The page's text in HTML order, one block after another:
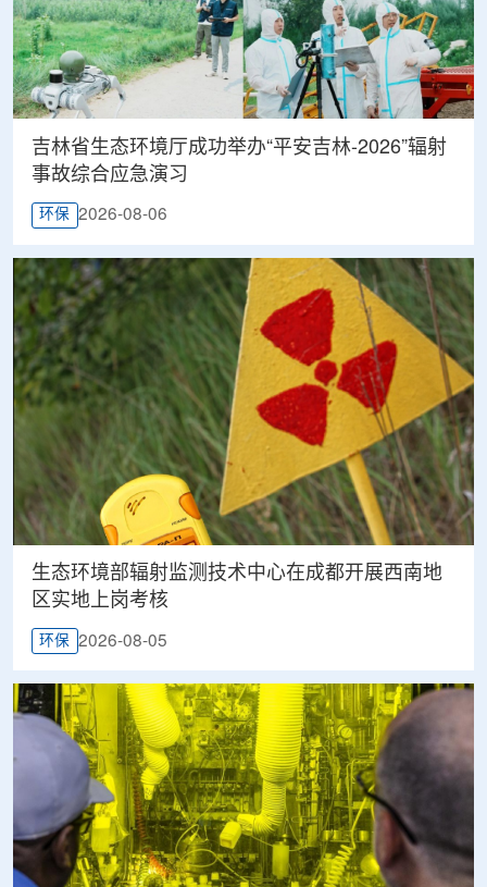
吉林省生态环境厅成功举办“平安吉林-2026”辐射
事故综合应急演习
环保 2026-08-06
生态环境部辐射监测技术中心在成都开展西南地
区实地上岗考核
环保 2026-08-05